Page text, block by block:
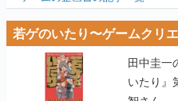
若ゲのいたり〜ゲームクリ
田中圭一
いたり』